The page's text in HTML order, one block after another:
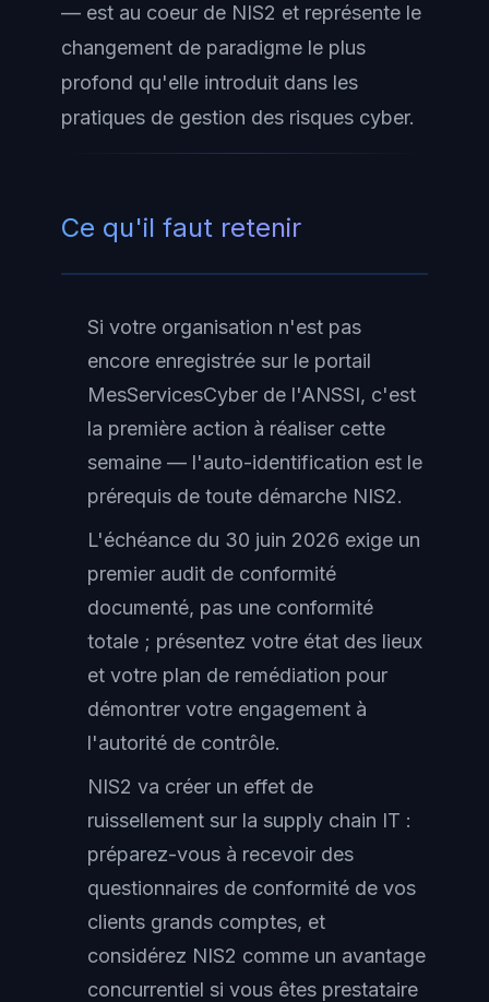
— est au coeur de NIS2 et représente le
changement de paradigme le plus
profond qu'elle introduit dans les
pratiques de gestion des risques cyber.
Ce qu'il faut retenir
Si votre organisation n'est pas
encore enregistrée sur le portail
MesServicesCyber de l'ANSSI, c'est
la première action à réaliser cette
semaine — l'auto-identification est le
prérequis de toute démarche NIS2.
L'échéance du 30 juin 2026 exige un
premier audit de conformité
documenté, pas une conformité
totale ; présentez votre état des lieux
et votre plan de remédiation pour
démontrer votre engagement à
l'autorité de contrôle.
NIS2 va créer un effet de
ruissellement sur la supply chain IT :
préparez-vous à recevoir des
questionnaires de conformité de vos
clients grands comptes, et
considérez NIS2 comme un avantage
concurrentiel si vous êtes prestataire